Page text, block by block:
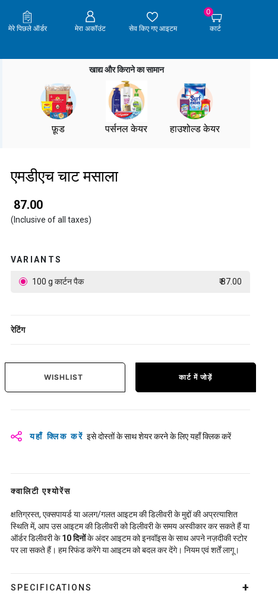
मेरे पिछले ऑर्डर मेरा अकॉउंट सेव किए गए आइटम
0
कार्ट
खाद्य और किराने का सामान
फ़ूड पर्सनल केयर हाउशोल्ड केयर
एमडीएच चाट मसाला
₹ 87.00
(Inclusive of all taxes)
VARIANTS
100 g कार्टन पैक ₹ 87.00
रेटिंग
WISHLIST कार्ट में जोड़ें
यहाँ क्लिक करें इसे दोस्तों के साथ शेयर करने के लिए यहाँ क्लिक करें
क्वालिटी एश्योरेंस
क्षतिग्रस्त, एक्सपायर्ड या अलग/गलत आइटम की डिलीवरी के मुद्दों की अप्रत्याशित
स्थिति में, आप उस आइटम की डिलीवरी को डिलीवरी के समय अस्वीकार कर सकते हैं या
ऑर्डर डिलीवरी के 10दिनोंके अंदर आइटम को इनवॉइस के साथ अपने नज़दीकी स्टोर
पर ला सकते हैं। हम रिफंड करेंगे या आइटम को बदल कर देंगे। नियम एवं शर्तें लागू।
SPECIFICATIONS